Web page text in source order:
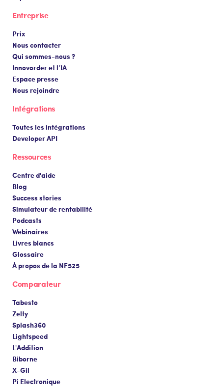
Entreprise
Prix
Nous contacter
Qui sommes-nous ?
Innovorder et l’IA
Espace presse
Nous rejoindre
Intégrations
Toutes les intégrations
Developer API
Ressources
Centre d'aide
Blog
Success stories
Simulateur de rentabilité
Podcasts
Webinaires
Livres blancs
Glossaire
À propos de la NF525
Comparateur
Tabesto
Zelty
Splash360
Lightspeed
L'Addition
Biborne
X-Gil
Pi Electronique